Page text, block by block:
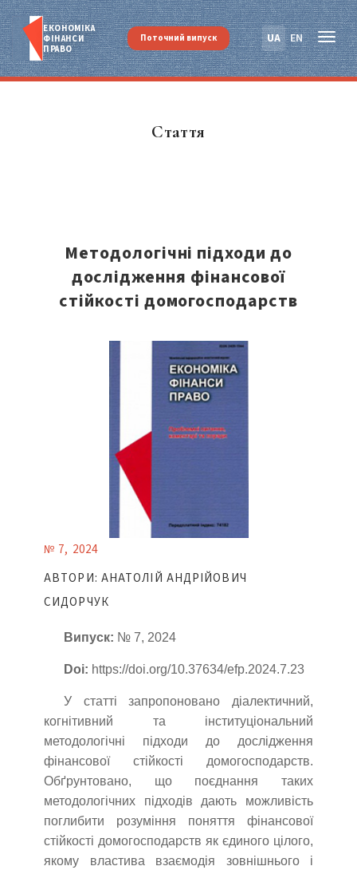
ЕКОНОМІКА
ФІНАНСИ
ПРАВО
UA EN
Поточний випуск
Стаття
Методологічні підходи до
дослідження фінансової
стійкості домогосподарств
№ 7, 2024
АВТОРИ: АНАТОЛІЙ АНДРІЙОВИЧ
СИДОРЧУК
Випуск: № 7, 2024
Doi: https://doi.org/10.37634/efp.2024.7.23
У статті запропоновано діалектичний,
когнітивний та інституціональний
методологічні підходи до дослідження
фінансової стійкості домогосподарств.
Обґрунтовано, що поєднання таких
методологічних підходів дають можливість
поглибити розуміння поняття фінансової
стійкості домогосподарств як єдиного цілого,
якому властива взаємодія зовнішнього і